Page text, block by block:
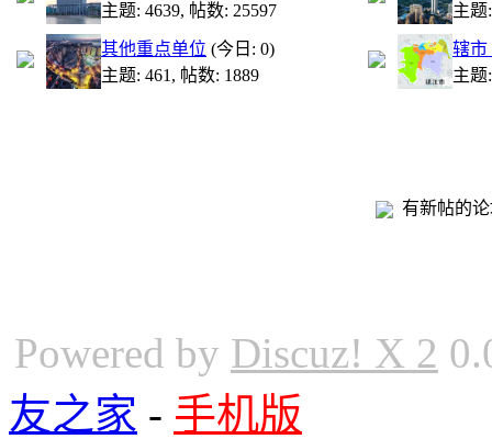
主题: 4639, 帖数: 25597
主题
其他重点单位 (今日: 0)
主题: 461 , 帖数: 1889
辖市
主题
有新帖
Powered by Discuz! X 2
友之家 - 手机版